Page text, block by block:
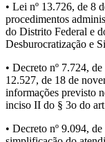
• Lei nº 13.726, de 8
procedimentos
do Distrito Federal e
Desburocratização e
• Decreto nº 7.724,
12.527, de 18 de
informações previsto
inciso II do § 3o do
• Decreto nº 9.094,